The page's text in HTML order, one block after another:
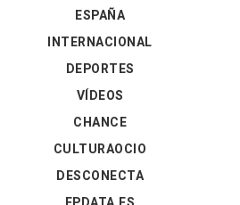
ESPAÑA
INTERNACIONAL
DEPORTES
VÍDEOS
CHANCE
CULTURAOCIO
DESCONECTA